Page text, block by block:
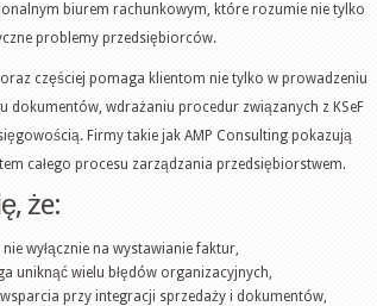
biurem rachunkowym, które rozumie nie tylko
problemy przedsiębiorców.
częściej pomaga klientom nie tylko w prowadzeniu
dokumentów, wdrażaniu procedur związanych z KSeF
Firmy takie jak AMP Consulting pokazują
całego procesu zarządzania przedsiębiorstwem.
że:
wyłącznie na wystawianie faktur,
uniknąć wielu błędów organizacyjnych,
przy integracji sprzedaży i dokumentów,